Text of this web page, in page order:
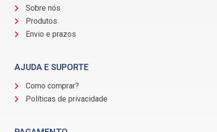
Sobre nós
Produtos
Envio e prazos
AJUDA E SUPORTE
Como comprar?
Políticas de privacidade